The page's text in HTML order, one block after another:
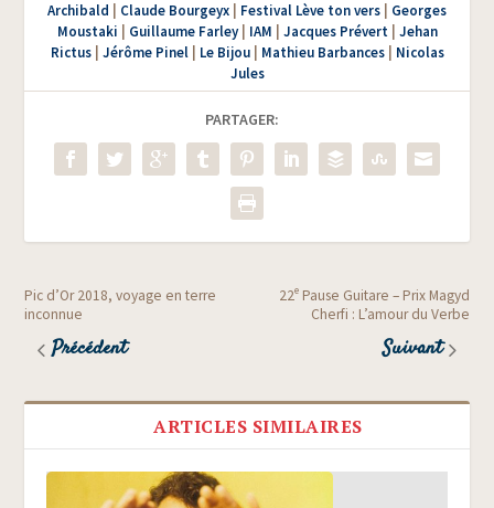
Archibald Claude Bourgeyx Festival Lève ton vers
Georges
Moustaki
Guillaume Farley| IAM Jacques Prévert| Jehan
Rictus| Jérôme Pinel| Le Bijou| Mathieu Barbances| Nicolas
Jules
PARTAGER:
Pic d’Or 2018, voyage en terre
inconnue
Précédent
22ePause Guitare – Prix Magyd
Cherfi : L’amour du Verbe
Suivant
ARTICLES SIMILAIRES